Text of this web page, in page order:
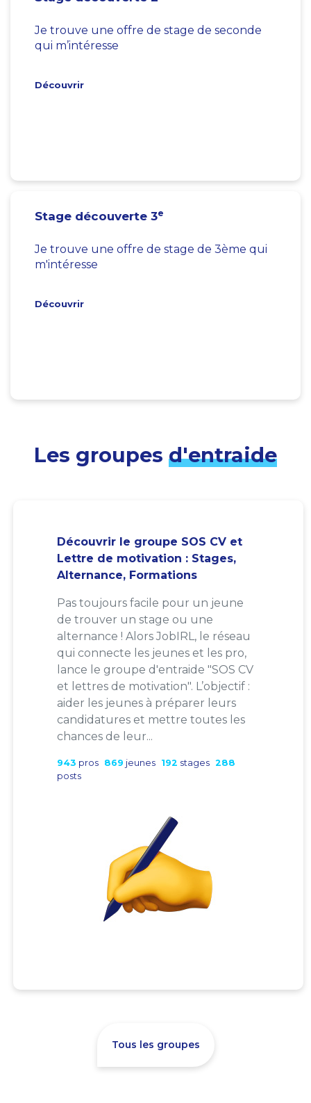
Je trouve une offre de stage de seconde
qui m’intéresse
Découvrir
Stage découverte 3e
Je trouve une offre de stage de 3ème qui
m'intéresse
Découvrir
Les groupes d'entraide
Découvrir le groupe SOS CV et
Lettre de motivation : Stages,
Alternance, Formations
Pas toujours facile pour un jeune
de trouver un stage ou une
alternance ! Alors JobIRL, le réseau
qui connecte les jeunes et les pro,
lance le groupe d'entraide "SOS CV
et lettres de motivation". L’objectif :
aider les jeunes à préparer leurs
candidatures et mettre toutes les
chances de leur...
943 pros 869 jeunes 192 stages 288
posts
Tous les groupes